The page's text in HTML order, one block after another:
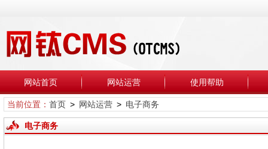
网站首页 网站运营 使用帮助
当前位置： 首页> 网站运营> 电子商务
电子商务